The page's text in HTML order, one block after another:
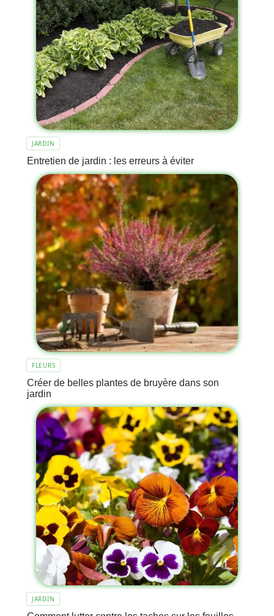
JARDIN
Entretien de jardin : les erreurs à éviter
FLEURS
Créer de belles plantes de bruyère dans son
jardin
JARDIN